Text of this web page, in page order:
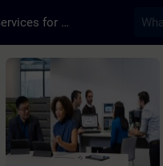
Training Services for Digital Industries
Kurssi - SIMATIC